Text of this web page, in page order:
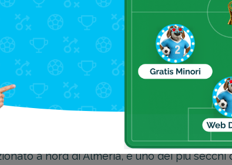
si aggira tra i 20 e i 25° C, mentre la
ma la brezza marina, e l’acqua, saprà
Gata e nelle vicinanze
a nord di Almeria, è uno dei più